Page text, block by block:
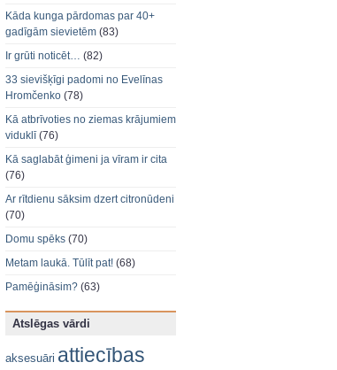
Kāda kunga pārdomas par 40+
gadīgām sievietēm (83)
Ir grūti noticēt… (82)
33 sievišķīgi padomi no Evelīnas
Hromčenko (78)
Kā atbrīvoties no ziemas krājumiem
viduklī(76)
Kā saglabāt ģimeni ja vīram ir cita
(76)
Ar rītdienu sāksim dzert citronūdeni
(70)
Domu spēks (70)
Metam laukā. Tūlīt pat! (68)
Pamēģināsim? (63)
Atslēgas vārdi
aksesuāri attiecības